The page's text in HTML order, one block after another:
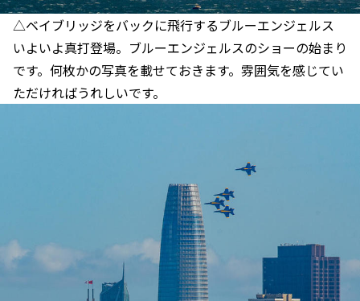
△ベイブリッジをバックに飛行するブルーエンジェルス
いよいよ真打登場。ブルーエンジェルスのショーの始まり
です。何枚かの写真を載せておきます。雰囲気を感じてい
ただければうれしいです。